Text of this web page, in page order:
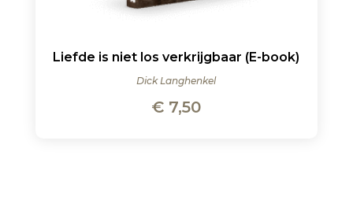
Liefde is niet los verkrijgbaar (E-book)
Dick Langhenkel
€ 7,50